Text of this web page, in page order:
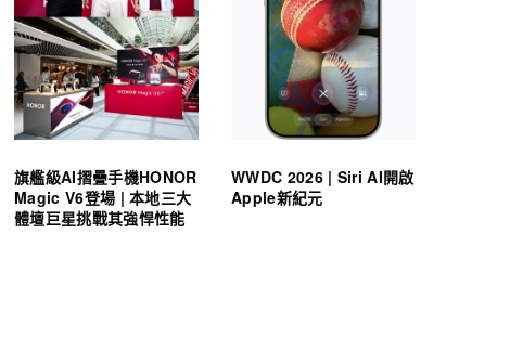
旗艦級AI摺疊手機HONOR
Magic V6登場 | 本地三大
體壇巨星挑戰其強悍性能
WWDC 2026 | Siri AI開啟
Apple新紀元